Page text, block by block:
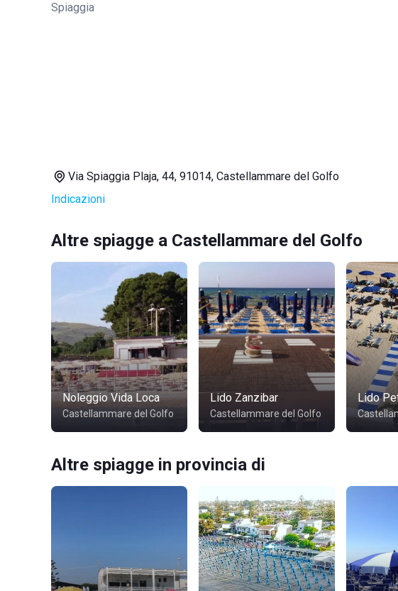
Spiaggia
Via Spiaggia Plaja, 44, 91014, Castellammare del Golfo
Indicazioni
Altre spiagge a Castellammare del Golfo
Noleggio Vida Loca
Castellammare del Golfo
Lido Zanzibar
Castellammare del Golfo
Lido
Altre spiagge in provincia di